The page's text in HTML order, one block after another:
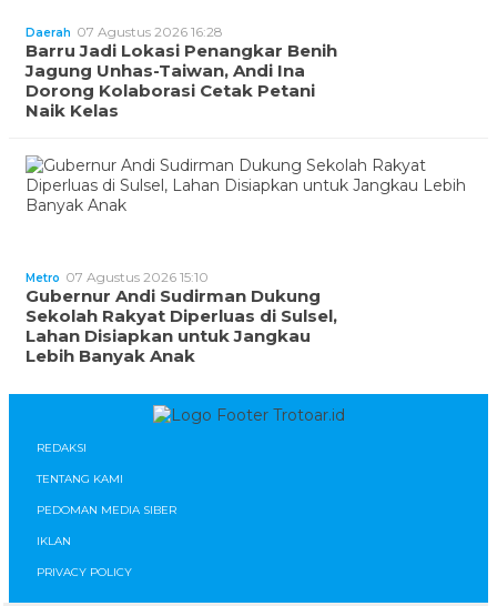
Daerah 07 Agustus 2026 16:28
Barru Jadi Lokasi Penangkar Benih
Jagung Unhas-Taiwan, Andi Ina
Dorong Kolaborasi Cetak Petani
Naik Kelas
Metro 07 Agustus 2026 15:10
Gubernur Andi Sudirman Dukung
Sekolah Rakyat Diperluas di Sulsel,
Lahan Disiapkan untuk Jangkau
Lebih Banyak Anak
REDAKSI
TENTANG KAMI
PEDOMAN MEDIA SIBER
IKLAN
PRIVACY POLICY